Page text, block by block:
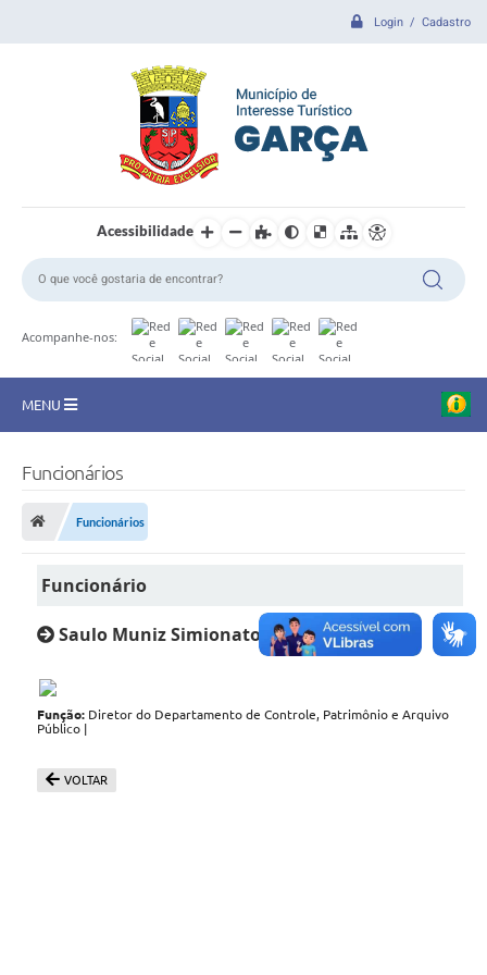
Login / Cadastro
Acessibilidade
Acompanhe-nos:
MENU
CIDADE
Prefeitura
DIÁRIO OFICIAL
OUVIDORIA
LEGISLAÇÃO
EMPRESAS - EDITAIS
PLANO DIRETOR DO MUNICÍPIO DE GARÇA
Funcionários
Funcionários
Funcionário
Saulo Muniz Simionato
Função: Diretor do Departamento de Controle, Patrimônio e Arquivo
Público |
VOLTAR